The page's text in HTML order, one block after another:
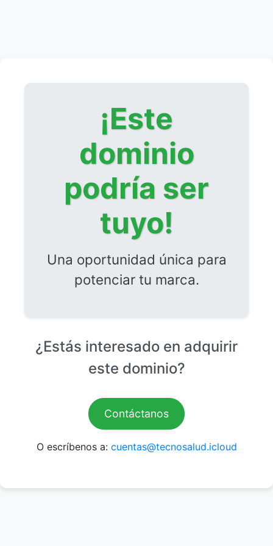
¡Este
dominio
podría ser
tuyo!
Una oportunidad única para
potenciar tu marca.
¿Estás interesado en adquirir
este dominio?
Contáctanos
O escríbenos a: cuentas@tecnosalud.icloud